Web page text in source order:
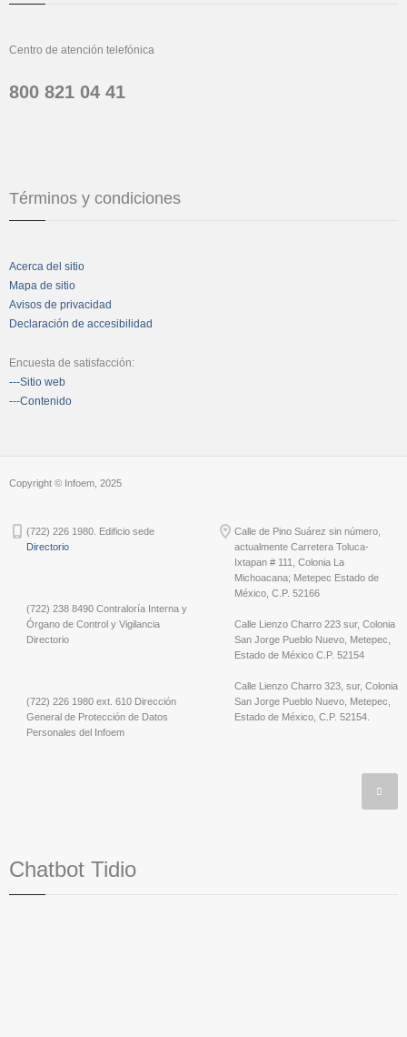
Centro de atención telefónica
800 821 04 41
Términos y condiciones
Acerca del sitio
Mapa de sitio
Avisos de privacidad
Declaración de accesibilidad
Encuesta de satisfacción:
---Sitio web
---Contenido
Copyright © Infoem, 2025
(722) 226 1980. Edificio sede
Directorio
(722) 238 8490 Contraloría Interna y
Órgano de Control y Vigilancia
Directorio
(722) 226 1980 ext. 610 Dirección
General de Protección de Datos
Personales del Infoem
Calle de Pino Suárez sin número,
actualmente Carretera Toluca-
Ixtapan # 111, Colonia La
Michoacana; Metepec Estado de
México, C.P. 52166
Calle Lienzo Charro 223 sur, Colonia
San Jorge Pueblo Nuevo, Metepec,
Estado de México C.P. 52154
Calle Lienzo Charro 323, sur, Colonia
San Jorge Pueblo Nuevo, Metepec,
Estado de México, C.P. 52154.
Chatbot Tidio